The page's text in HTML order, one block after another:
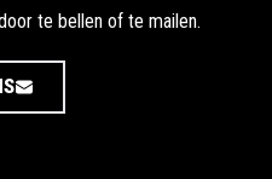
te bellen of te mailen.